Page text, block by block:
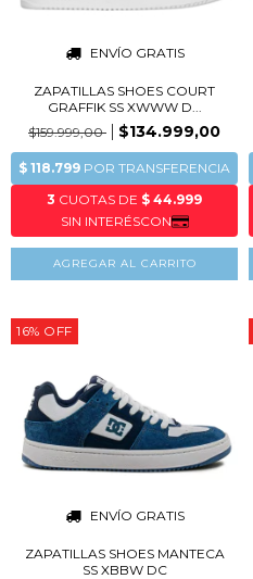
ENVÍO GRATIS
ZAPATILLAS SHOES COURT
GRAFFIK SS XWWW D...
$159.999,00
$134.999,00
AGREGAR AL CARRITO
16% OFF
ENVÍO GRATIS
ZAPATILLAS SHOES MANTECA
SS XBBW DC